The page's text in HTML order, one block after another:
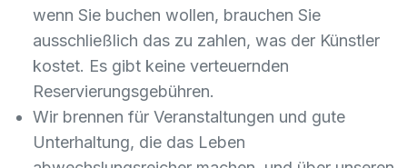
wenn Sie buchen wollen, brauchen Sie
ausschließlich das zu zahlen, was der Künstler
kostet. Es gibt keine verteuernden
Reservierungsgebühren.
Wir brennen für Veranstaltungen und gute
Unterhaltung, die das Leben